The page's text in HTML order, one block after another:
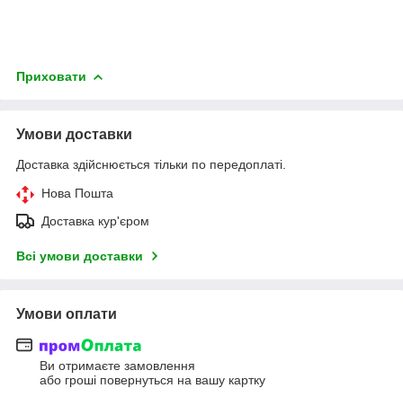
Приховати
Умови доставки
Доставка здійснюється тільки по передоплаті.
Нова Пошта
Доставка кур'єром
Всі умови доставки
Умови оплати
Ви отримаєте замовлення
або гроші повернуться на вашу картку